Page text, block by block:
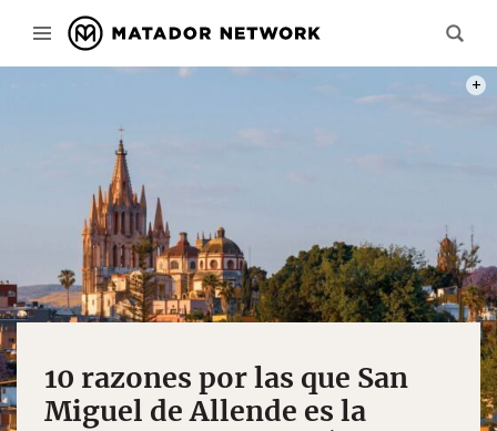
10 razones por las que San
Miguel de Allende es la